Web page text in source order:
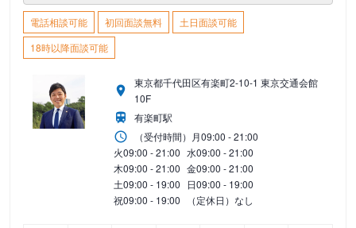
電話相談可能 初回面談無料
土日面談可能
18時以降面談可能
東京都千代田区有楽町2-10-1 東京交通会館
10F
有楽町駅
（受付時間） 月09:00 - 21:00
火09:00 - 21:00 水09:00 - 21:00
木09:00 - 21:00 金09:00 - 21:00
土09:00 - 19:00 日09:00 - 19:00
祝09:00 - 19:00 （定休日）なし